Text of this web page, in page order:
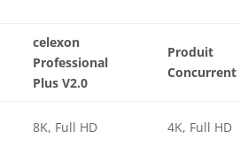
celexon
Professional
Plus V2.0
Produit
Concurrent
8K, Full HD 4K, Full HD